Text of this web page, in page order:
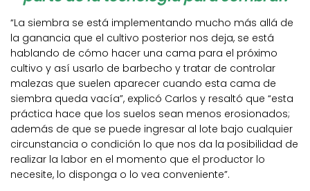
“La siembra se está implementando mucho más allá de
la ganancia que el cultivo posterior nos deja, se está
hablando de cómo hacer una cama para el próximo
cultivo y así usarlo de barbecho y tratar de controlar
malezas que suelen aparecer cuando esta cama de
siembra queda vacía”, explicó Carlos y resaltó que “esta
práctica hace que los suelos sean menos erosionados;
además de que se puede ingresar al lote bajo cualquier
circunstancia o condición lo que nos da la posibilidad de
realizar la labor en el momento que el productor lo
necesite, lo disponga o lo vea conveniente”.